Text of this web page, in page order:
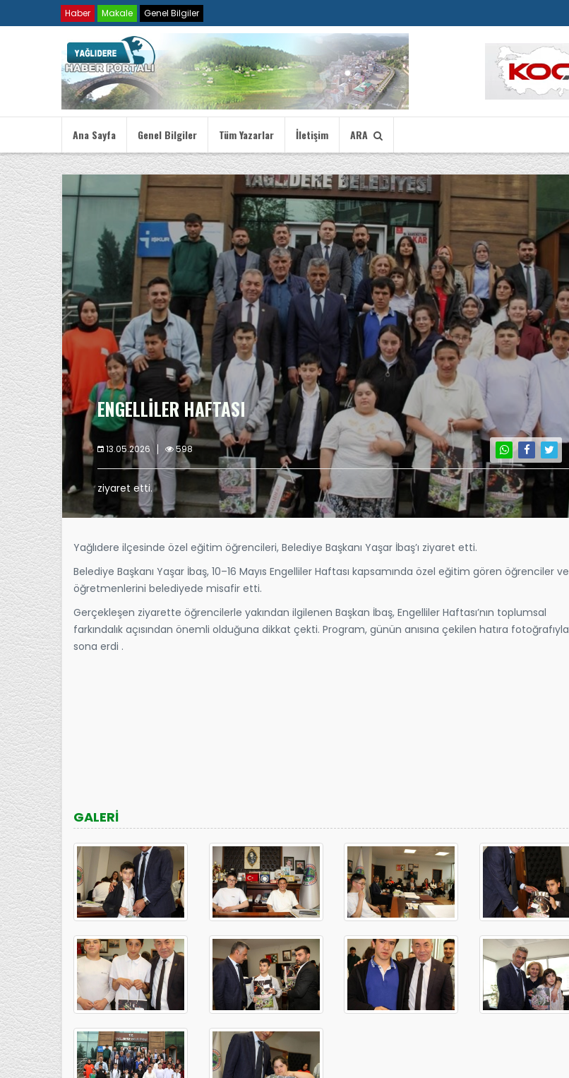
Haber Makale Genel Bilgiler
Ana Sayfa Genel Bilgiler Tüm Yazarlar İletişim ARA
ENGELLİLER HAFTASI
13.05.2026 598
ziyaret etti.
Yağlıdere ilçesinde özel eğitim öğrencileri, Belediye Başkanı Yaşar İbaş’ı ziyaret etti.
Belediye Başkanı Yaşar İbaş, 10–16 Mayıs Engelliler Haftası kapsamında özel eğitim gören öğrenciler ve
öğretmenlerini belediyede misafir etti.
Gerçekleşen ziyarette öğrencilerle yakından ilgilenen Başkan İbaş, Engelliler Haftası’nın toplumsal
farkındalık açısından önemli olduğuna dikkat çekti. Program, günün anısına çekilen hatıra fotoğrafıyla
sona erdi .
GALERİ